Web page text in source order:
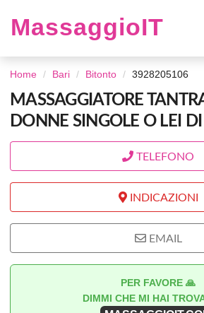
MassaggioIT
Home Bari Bitonto 3928205106
MASSAGGIATORE
DONNE SINGOLE O LEI
TELEFONO
INDICAZIONI
EMAIL
PER FAVORE 🙏
DIMMI CHE MI HAI